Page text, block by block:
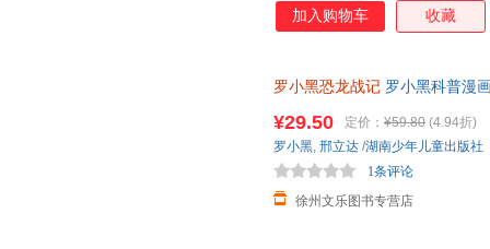
加入购物车 收藏
罗小黑恐龙战记 罗小黑科普漫
¥29.50 定价： ¥59.80 (4.94折)
徐州文乐图书专营店
1条评论
罗小黑, 邢立达 /湖南少年儿童出版社